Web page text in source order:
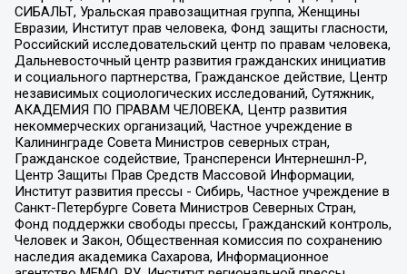
СИБАЛЬТ, Уральская правозащитная группа, Женщины
Евразии, Институт прав человека, Фонд защиты гласности,
Российский исследовательский центр по правам человека,
Дальневосточный центр развития гражданских инициатив
и социального партнерства, Гражданское действие, Центр
независимых социологических исследований, Сутяжник,
АКАДЕМИЯ ПО ПРАВАМ ЧЕЛОВЕКА, Центр развития
некоммерческих организаций, Частное учреждение в
Калининграде Совета Министров северных стран,
Гражданское содействие, Трансперенси Интернешнл-Р,
Центр Защиты Прав Средств Массовой Информации,
Институт развития прессы - Сибирь, Частное учреждение в
Санкт-Петербурге Совета Министров Северных Стран,
Фонд поддержки свободы прессы, Гражданский контроль,
Человек и Закон, Общественная комиссия по сохранению
наследия академика Сахарова, Информационное